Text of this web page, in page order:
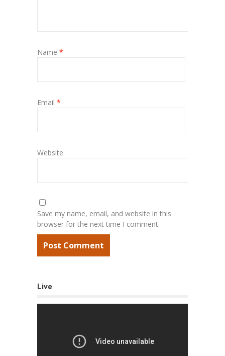
Name *
Email *
Website
Save my name, email, and website in this
browser for the next time I comment.
Live